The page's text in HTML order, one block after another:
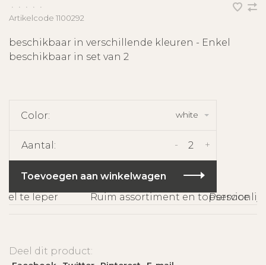
• • • •
•
Artikelcode 1100292
beschikbaar in verschillende kleuren - Enkel
beschikbaar in set van 2
Color: white
Aantal: +
-
Toevoegen aan winkelwagen
te Ieper
Ruim assortiment en topservice
Deel dit product: